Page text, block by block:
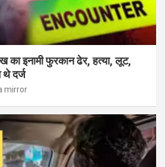
इनामी फुरकान ढेर, हत्या, लूट,
दर्ज
mirror